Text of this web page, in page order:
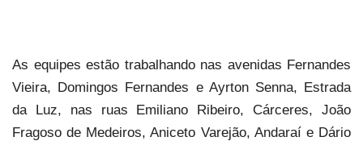
As equipes estão trabalhando nas avenidas Fernandes
Vieira, Domingos Fernandes e Ayrton Senna, Estrada
da Luz, nas ruas Emiliano Ribeiro, Cárceres, João
Fragoso de Medeiros, Aniceto Varejão, Andaraí e Dário